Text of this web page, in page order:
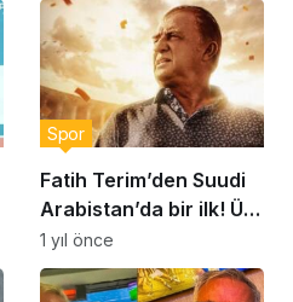
Fatih Terim’den Suudi
Arabistan’da bir ilk! Üst
üste iki maçını…
Spor
1 yıl önce